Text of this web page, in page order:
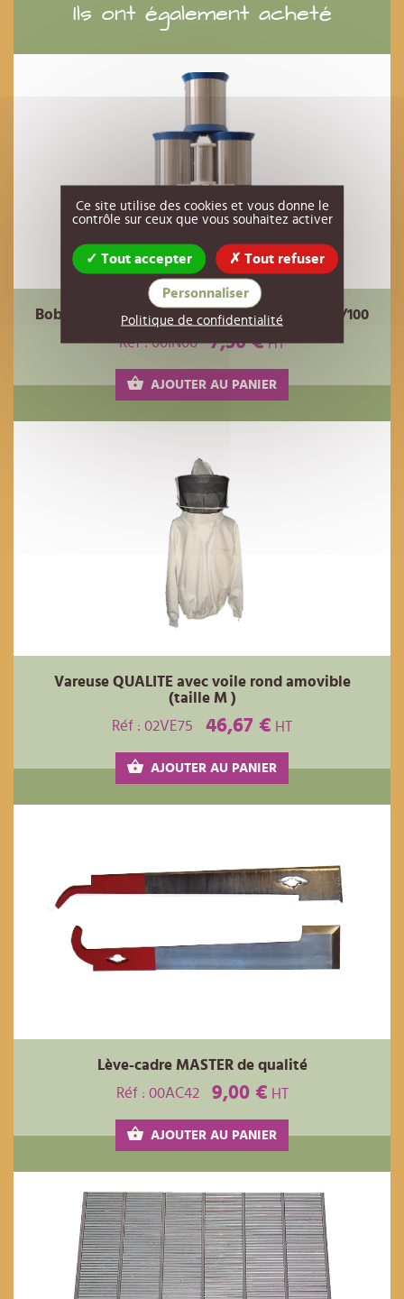
Ils ont également acheté
Bobine de fil inox 500 grammes diamètre 45/100
Réf : 00IN06
7,50 €HT
AJOUTER AU PANIER
Vareuse QUALITE avec voile rond amovible
(taille M )
Réf : 02VE75
46,67 € HT
AJOUTER AU PANIER
Lève-cadre MASTER de qualité
Réf : 00AC42
9,00 € HT
AJOUTER AU PANIER
Ce site utilise des cookies et vous donne le
contrôle sur ceux que vous souhaitez activer
Tout accepter Tout refuser
Personnaliser
Politique de confidentialité